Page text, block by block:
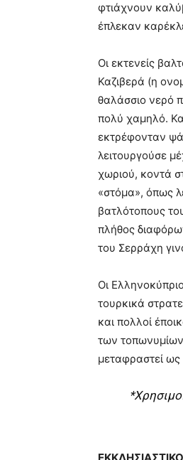
φτιάχνουν
έπλεκαν
Οι εκτενείς
Καζιβερά (η
θαλάσσιο νερό
πολύ χαμηλό.
εκτρέφονταν
λειτουργούσε
χωριού, κοντά
«στόμα», όπως
βατλότοπους
πλήθος
του Σερράχη
Οι
τουρκικά
και πολλοί
των
μεταφραστεί